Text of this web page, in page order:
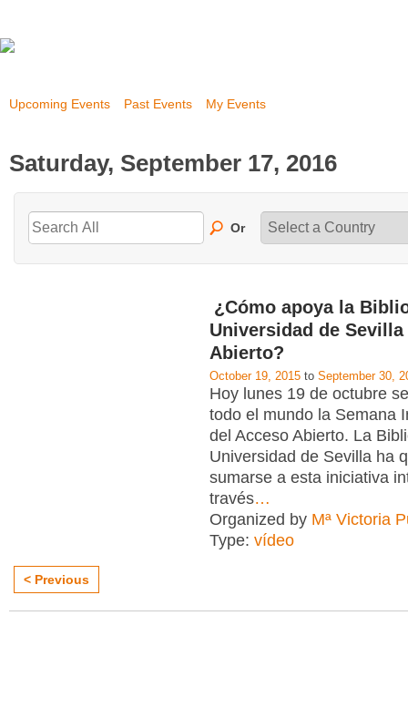
Upcoming Events Past Events My Events
Saturday, September 17, 2016
Or
¿Cómo apoya la
Universidad de
Abierto?
October 19, 2015 to September 30,
Hoy lunes 19 de octubre
todo el mundo la Semana
del Acceso Abierto. La
Universidad de Sevilla ha
sumarse a esta iniciativa
través…
Organized by Mª Victoria
Type: vídeo
< Previous